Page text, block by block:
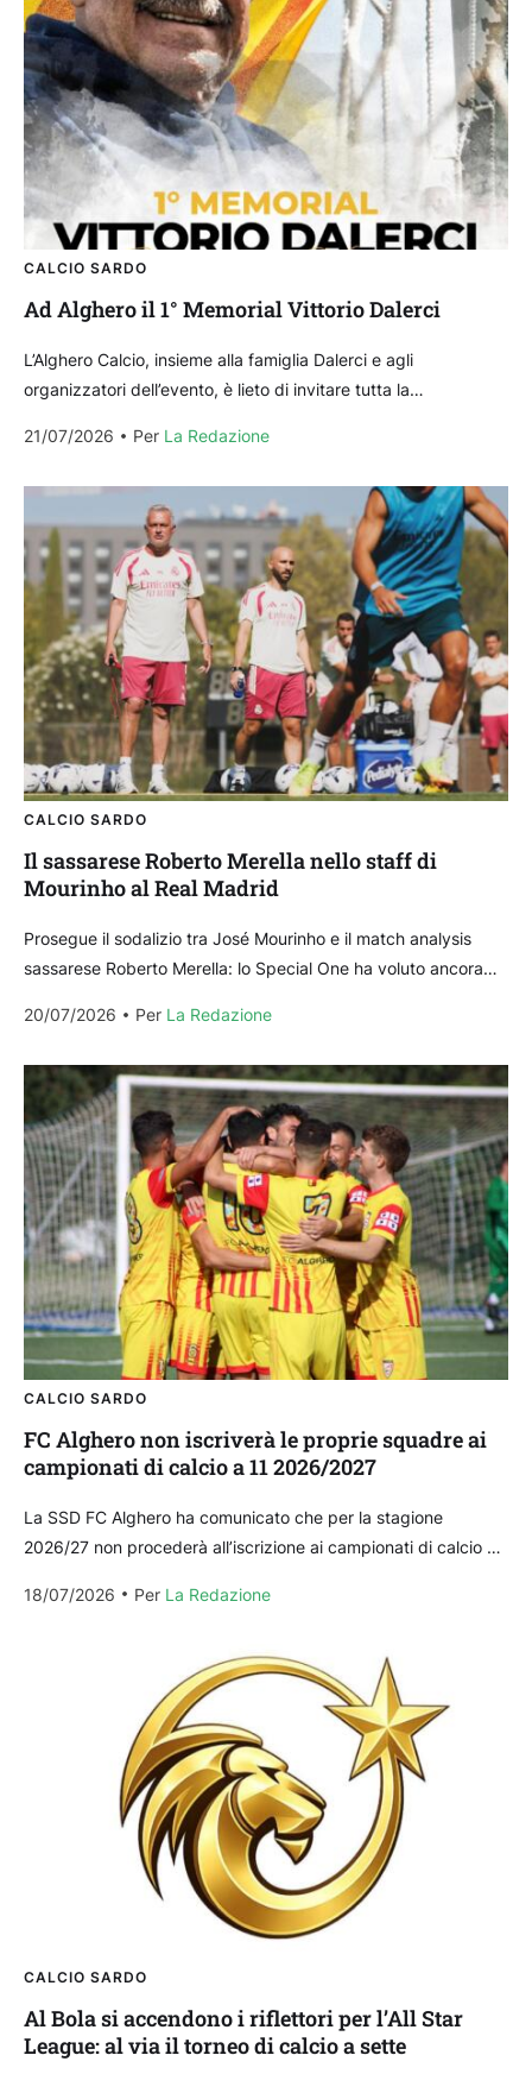
CALCIO SARDO
Ad Alghero il 1° Memorial Vittorio Dalerci
L’Alghero Calcio, insieme alla famiglia Dalerci e agli
organizzatori dell’evento, è lieto di invitare tutta la
dedicata...
21/07/2026 Per La Redazione
CALCIO SARDO
Il sassarese Roberto Merella nello staff di
Mourinho al Real Madrid
Prosegue il sodalizio tra José Mourinho e il match analysis
sassarese Roberto Merella: lo Special One ha voluto ancora
20/07/2026
Per La Redazione
CALCIO SARDO
FC Alghero non iscriverà le proprie squadre ai
campionati di calcio a 11 2026/2027
La SSD FC Alghero ha comunicato che per la stagione
2026/27 non procederà all’iscrizione ai campionati di calcio a
18/07/2026
Per La Redazione
CALCIO SARDO
Al Bola si accendono i riflettori per l’All Star
League: al via il torneo di calcio a sette